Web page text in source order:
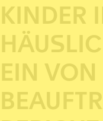
KINDER
EIN